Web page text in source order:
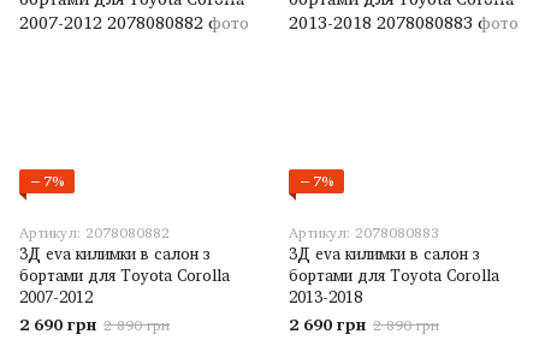
−7%
Артикул: 2078080882
3Д eva килимки в салон з
бортами для Toyota Corolla
2007-2012
2 690 грн 2 890 грн
−7%
Артикул: 2078080883
3Д eva килимки в салон з
бортами для Toyota Corolla
2013-2018
2 690 грн 2 890 грн